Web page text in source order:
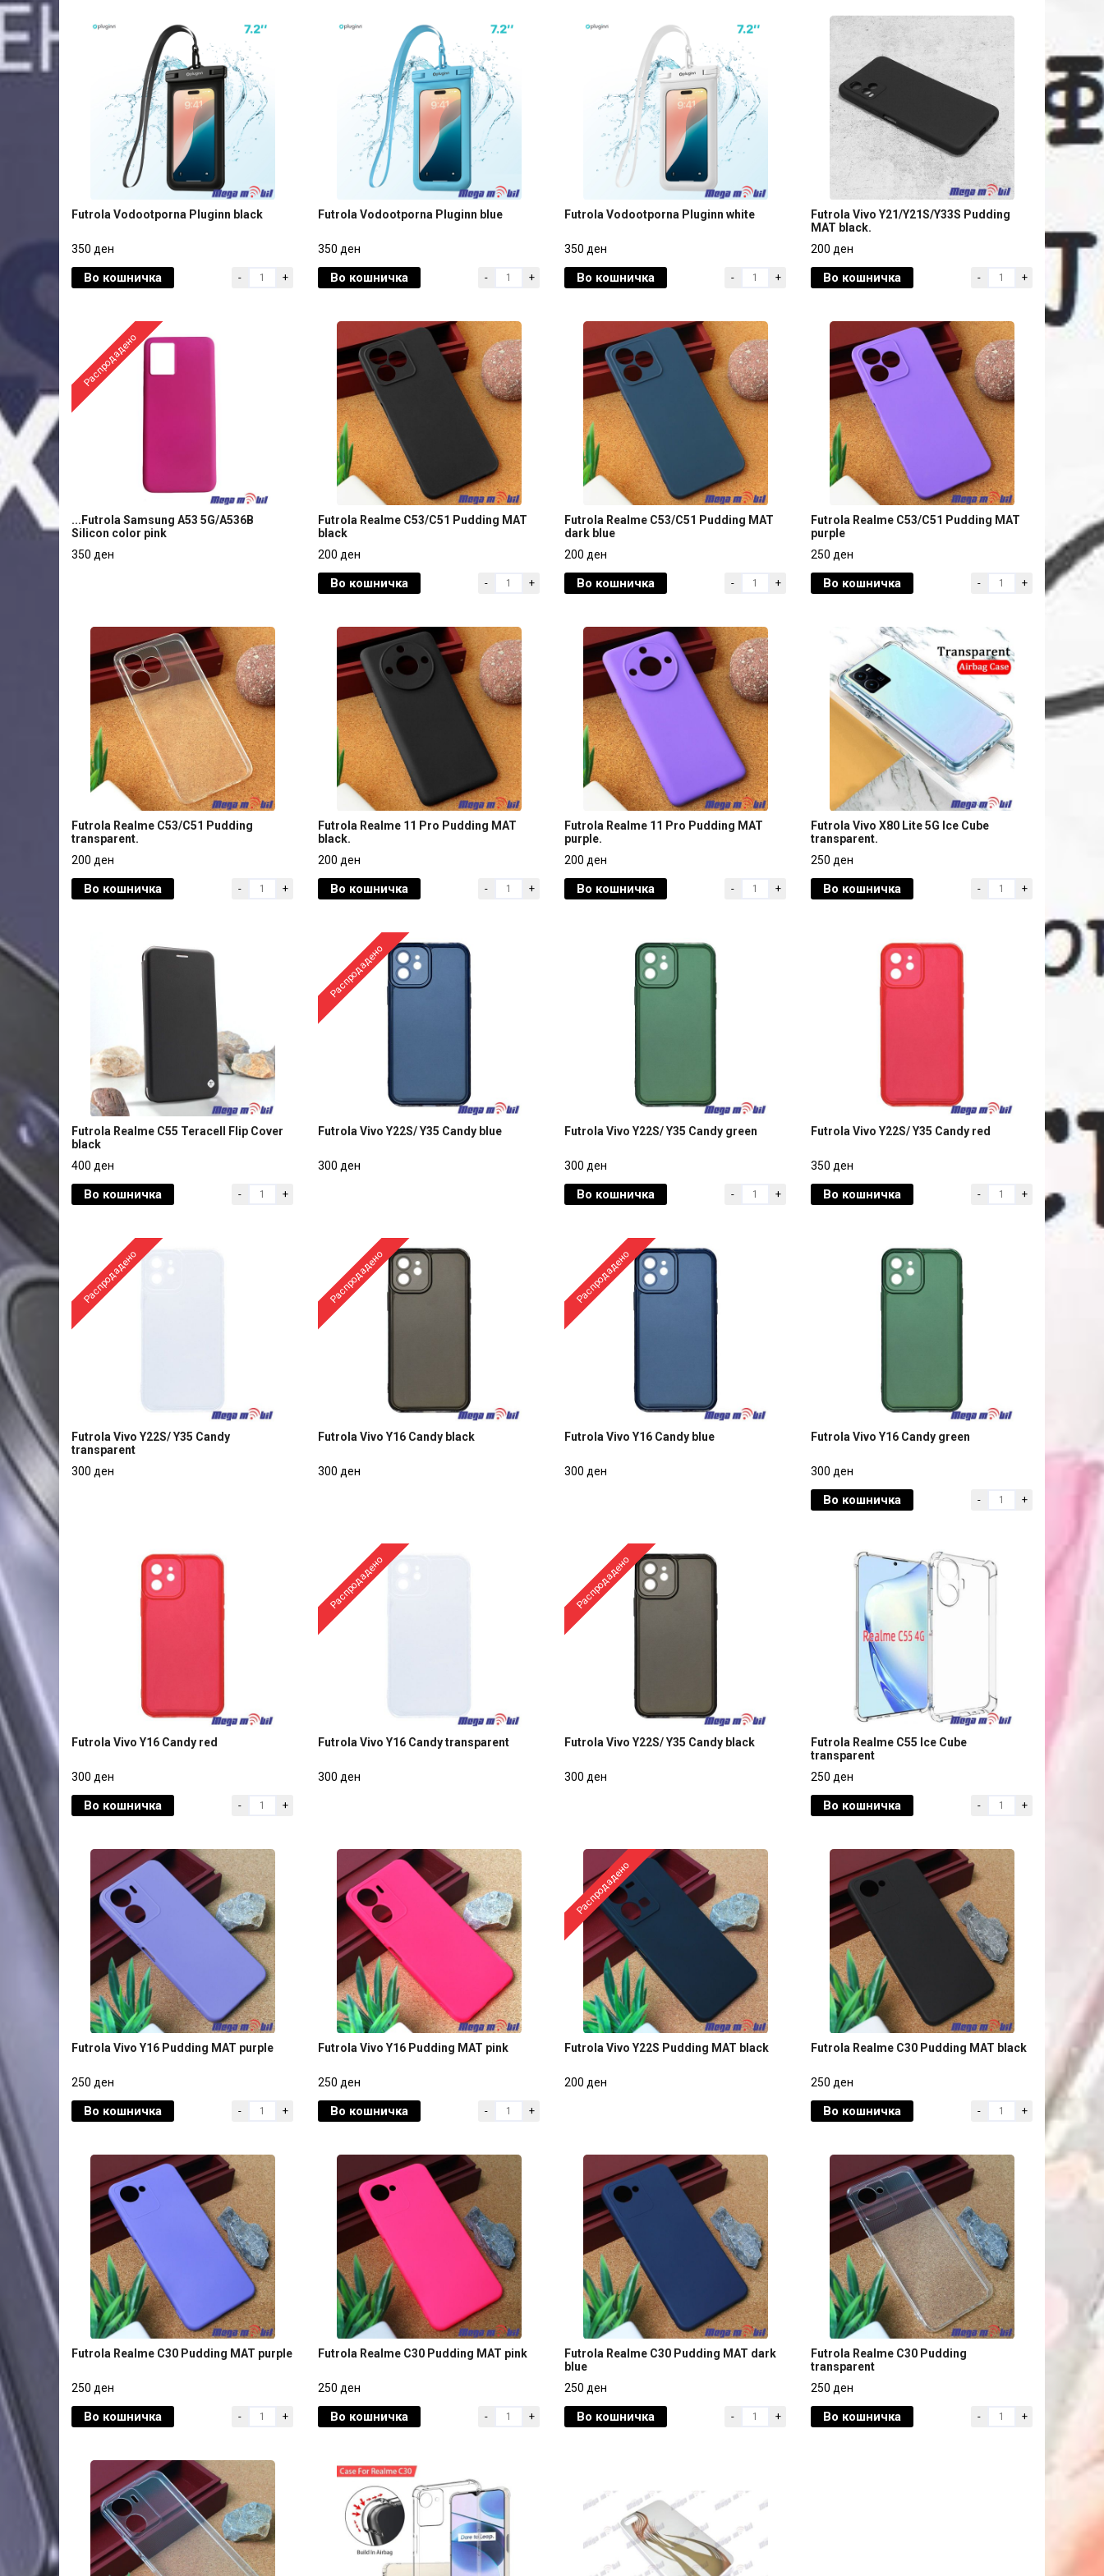
Futrola Vodootporna Pluginn black
350 ден
Futrola Vodootporna Pluginn black
350 ден
Во кошничка - +
Futrola Vodootporna Pluginn blue
350 ден
Futrola Vodootporna Pluginn blue
350 ден
Во кошничка - +
Futrola Vodootporna Pluginn white
350 ден
Futrola Vodootporna Pluginn white
350 ден
Во кошничка - +
Futrola Vivo Y21/Y21S/Y33S Pudding
200 ден
Futrola Vivo Y21/Y21S/Y33S Pudding
MAT black.
200 ден
Во кошничка - +
Распродадено
...Futrola Samsung A53 5G/A536B
...Futrola Samsung A53 5G/A536B
Silicon color pink
350 ден
Futrola Realme C53/C51 Pudding MAT
200 ден
Futrola Realme C53/C51 Pudding MAT
black
200 ден
Во кошничка - +
Futrola Realme C53/C51 Pudding MAT
200 ден
Futrola Realme C53/C51 Pudding MAT
dark blue
200 ден
Во кошничка - +
Futrola Realme C53/C51 Pudding MAT
250 ден
Futrola Realme C53/C51 Pudding MAT
purple
250 ден
Во кошничка - +
Futrola Realme C53/C51 Pudding
200 ден
Futrola Realme C53/C51 Pudding
transparent.
200 ден
Во кошничка - +
Futrola Realme 11 Pro Pudding MAT
200 ден
Futrola Realme 11 Pro Pudding MAT
black.
200 ден
Во кошничка - +
Futrola Realme 11 Pro Pudding MAT
200 ден
Futrola Realme 11 Pro Pudding MAT
purple.
200 ден
Во кошничка - +
Futrola Vivo X80 Lite 5G Ice Cube
250 ден
Futrola Vivo X80 Lite 5G Ice Cube
transparent.
250 ден
Во кошничка - +
Futrola Realme C55 Teracell Flip Cover
400 ден
Futrola Realme C55 Teracell Flip Cover
black
400 ден
Во кошничка - +
Распродадено
Futrola Vivo Y22S/ Y35 Candy blue
Futrola Vivo Y22S/ Y35 Candy blue
300 ден Futrola Vivo Y22S/ Y35 Candy green
300 ден
Futrola Vivo Y22S/ Y35 Candy green
300 ден
Во кошничка - +
Futrola Vivo Y22S/ Y35 Candy red
350 ден
Futrola Vivo Y22S/ Y35 Candy red
350 ден
Во кошничка - +
Распродадено
Futrola Vivo Y22S/ Y35 Candy
Futrola Vivo Y22S/ Y35 Candy
transparent
300 ден
Распродадено
Futrola Vivo Y16 Candy black
Futrola Vivo Y16 Candy black
300 ден
Распродадено
Futrola Vivo Y16 Candy blue
Futrola Vivo Y16 Candy blue
300 ден Futrola Vivo Y16 Candy green
300 ден
Futrola Vivo Y16 Candy green
300 ден
Во кошничка - +
Futrola Vivo Y16 Candy red
300 ден
Futrola Vivo Y16 Candy red
300 ден
Во кошничка - +
Распродадено
Futrola Vivo Y16 Candy transparent
Futrola Vivo Y16 Candy transparent
300 ден
Распродадено
Futrola Vivo Y22S/ Y35 Candy black
Futrola Vivo Y22S/ Y35 Candy black
300 ден
Futrola Realme C55 Ice Cube
250 ден
Futrola Realme C55 Ice Cube
transparent
250 ден
Во кошничка - +
Futrola Vivo Y16 Pudding MAT purple
250 ден
Futrola Vivo Y16 Pudding MAT purple
250 ден
Во кошничка - +
Futrola Vivo Y16 Pudding MAT pink
250 ден
Futrola Vivo Y16 Pudding MAT pink
250 ден
Во кошничка - +
Распродадено
Futrola Vivo Y22S Pudding MAT black
Futrola Vivo Y22S Pudding MAT black
200 ден Futrola Realme C30 Pudding MAT black
250 ден
Futrola Realme C30 Pudding MAT black
250 ден
Во кошничка - +
Futrola Realme C30 Pudding MAT purple
250 ден
Futrola Realme C30 Pudding MAT purple
250 ден
Во кошничка - +
Futrola Realme C30 Pudding MAT pink
250 ден
Futrola Realme C30 Pudding MAT pink
250 ден
Во кошничка - +
Futrola Realme C30 Pudding MAT dark
250 ден
Futrola Realme C30 Pudding MAT dark
blue
250 ден
Во кошничка - +
Futrola Realme C30 Pudding
250 ден
Futrola Realme C30 Pudding
transparent
250 ден
Во кошничка - +